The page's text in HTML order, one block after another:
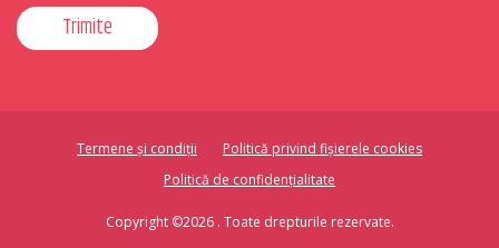
Termene și condiții
Politică privind fișierele cookies
Politică de confidențialitate
Copyright ©2026 . Toate drepturile rezervate.